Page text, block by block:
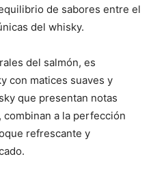
de sabores entre el
del whisky.
del salmón, es
con matices suaves y
que presentan notas
a la perfección
refrescante y